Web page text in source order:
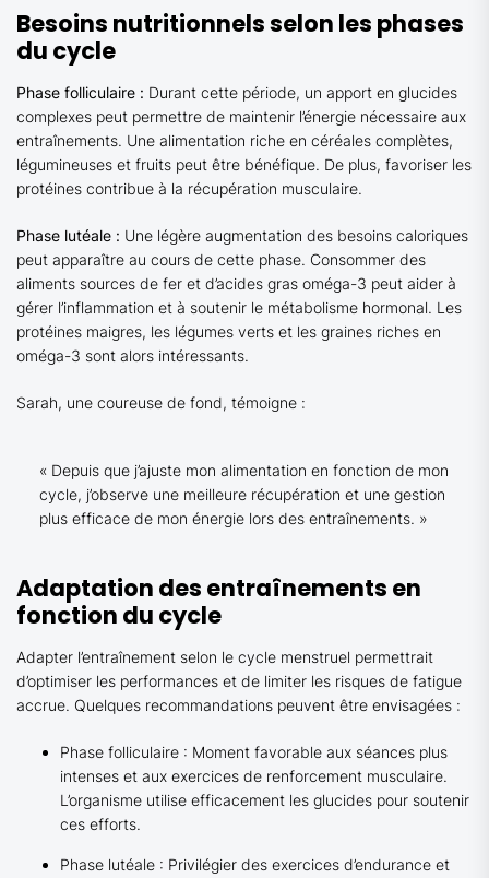
Besoins nutritionnels selon les phases
du cycle
Phase folliculaire : Durant cette période, un apport en glucides
complexes peut permettre de maintenir l’énergie nécessaire aux
entraînements. Une alimentation riche en céréales complètes,
légumineuses et fruits peut être bénéfique. De plus, favoriser les
protéines contribue à la récupération musculaire.
Phase lutéale : Une légère augmentation des besoins caloriques
peut apparaître au cours de cette phase. Consommer des
aliments sources de fer et d’acides gras oméga-3 peut aider à
gérer l’inflammation et à soutenir le métabolisme hormonal. Les
protéines maigres, les légumes verts et les graines riches en
oméga-3 sont alors intéressants.
Sarah, une coureuse de fond, témoigne :
« Depuis que j’ajuste mon alimentation en fonction de mon
cycle, j’observe une meilleure récupération et une gestion
plus efficace de mon énergie lors des entraînements. »
Adaptation des entraînements en
fonction du cycle
Adapter l’entraînement selon le cycle menstruel permettrait
d’optimiser les performances et de limiter les risques de fatigue
accrue. Quelques recommandations peuvent être envisagées :
Phase folliculaire : Moment favorable aux séances plus
intenses et aux exercices de renforcement musculaire.
L’organisme utilise efficacement les glucides pour soutenir
ces efforts.
Phase lutéale : Privilégier des exercices d’endurance et